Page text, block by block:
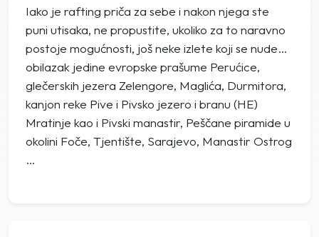
Iako je rafting priča za sebe i nakon njega ste
puni utisaka, ne propustite, ukoliko za to naravno
postoje mogućnosti, još neke izlete koji se nude…
obilazak jedine evropske prašume Perućice,
glečerskih jezera Zelengore, Maglića, Durmitora,
kanjon reke Pive i Pivsko jezero i branu (HE)
Mratinje kao i Pivski manastir, Peščane piramide u
okolini Foče, Tjentište, Sarajevo, Manastir Ostrog
…